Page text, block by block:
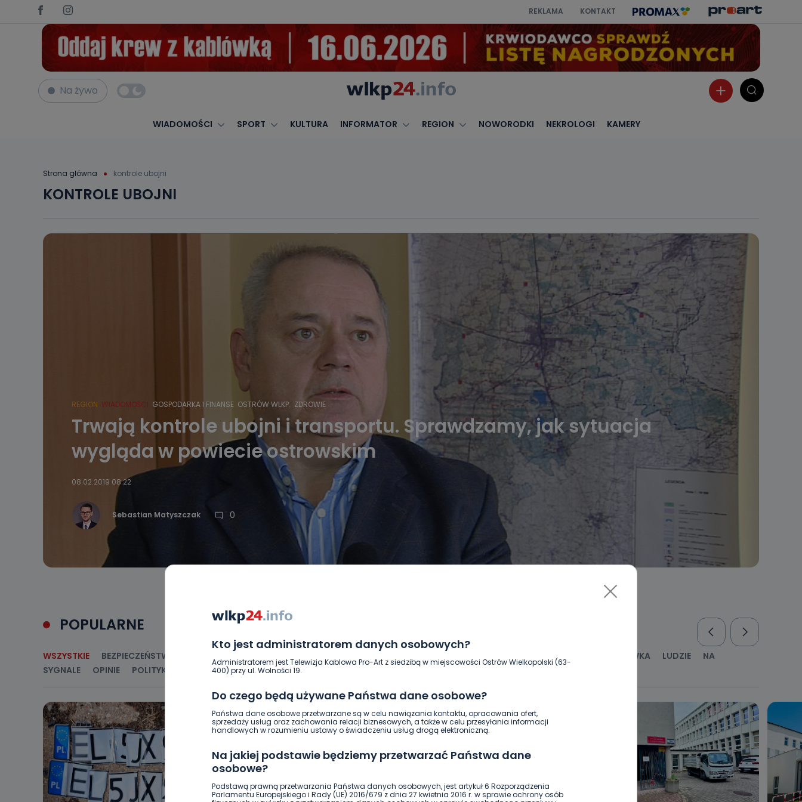
REKLAMA KONTAKT
Na żywo
WIADOMOŚCI SPORT KULTURA INFORMATOR REGION NOWORODKI NEKROLOGI KAMERY
Strona główna kontrole ubojni
Kto jest administratorem danych osobowych?
Administratorem jest Telewizja Kablowa Pro-Art z siedzibą w miejscowości Ostrów Wielkopolski (63-
400) przy ul. Wolności 19.
Do czego będą używane Państwa dane osobowe?
Państwa dane osobowe przetwarzane są w celu nawiązania kontaktu, opracowania ofert,
sprzedaży usług oraz zachowania relacji biznesowych, a także w celu przesyłania informacji
handlowych w rozumieniu ustawy o świadczeniu usług drogą elektroniczną.
Na jakiej podstawie będziemy przetwarzać Państwa dane
osobowe?
Podstawą prawną przetwarzania Państwa danych osobowych, jest artykuł 6 Rozporządzenia
Parlamentu Europejskiego i Rady (UE) 2016/679 z dnia 27 kwietnia 2016 r. w sprawie ochrony osób
KONTROLE UBOJNI
REGION WIADOMOŚCI GOSPODARKA I FINANSE OSTRÓW WLKP. ZDROWIE
Trwają kontrole ubojni i transportu. Sprawdzamy, jak sytuacja
wygląda w powiecie ostrowskim
08.02.2019 08:22
Sebastian Matyszczak 0
POPULARNE
WSZYSTKIE BEZPIECZEŃSTWO KORONAWIRUS KULTURA I ROZRYWKA LUDZIE
NA
SYGNALE
OPINIE POLITYKA RELIGIA SAMORZĄD ŚRODOWISKO WSZYSTKICH ŚWIĘTYCH